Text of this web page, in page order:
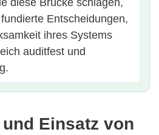
Entscheidungen,
ihres Systems
auditfest und
Einsatz von